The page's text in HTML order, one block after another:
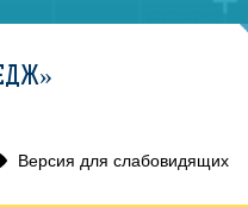
Версия для слабовидящих